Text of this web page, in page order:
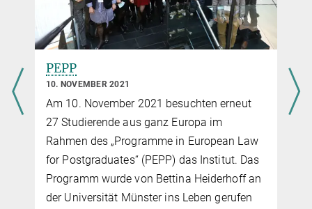
PEPP
10. NOVEMBER 2021
Am 10. November 2021 besuchten erneut
27 Studierende aus ganz Europa im
Rahmen des „Programme in European Law
for Postgraduates“ (PEPP) das Institut. Das
Programm wurde von Bettina Heiderhoff an
der Universität Münster ins Leben gerufen